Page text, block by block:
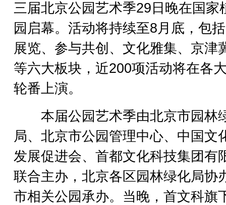
三届北京公园艺术季29日晚在国家
园启幕。活动将持续至8月底，包
展览、参与共创、文化雅集、京津
等六大板块，近200项活动将在各
轮番上演。
本届公园艺术季由北京市园林
局、北京市公园管理中心、中国文
发展促进会、首都文化科技集团有
联合主办，北京各区园林绿化局协
市相关公园承办。当晚，首文科旗